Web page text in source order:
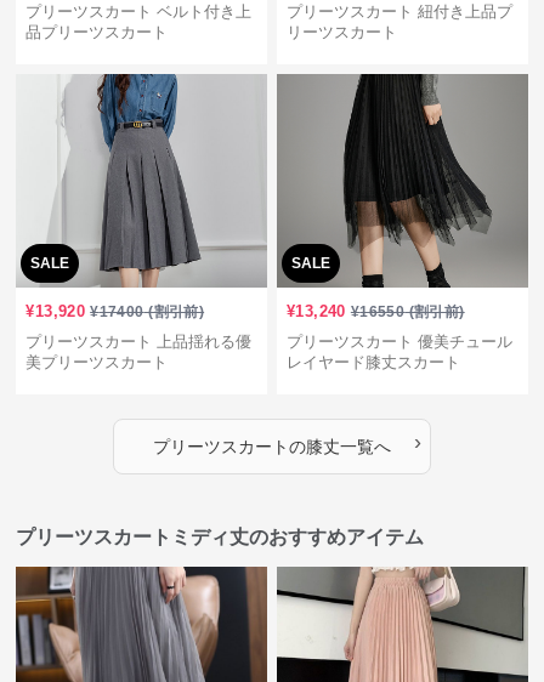
プリーツスカート ベルト付き上
品プリーツスカート
プリーツスカート 紐付き上品プ
リーツスカート
SALE
¥13,920 ¥17400(割引前)
プリーツスカート 上品揺れる優
美プリーツスカート
SALE
¥13,240 ¥16550(割引前)
プリーツスカート 優美チュール
レイヤード膝丈スカート
プリーツスカートの膝丈一覧へ ›
プリーツスカートミディ丈のおすすめアイテム